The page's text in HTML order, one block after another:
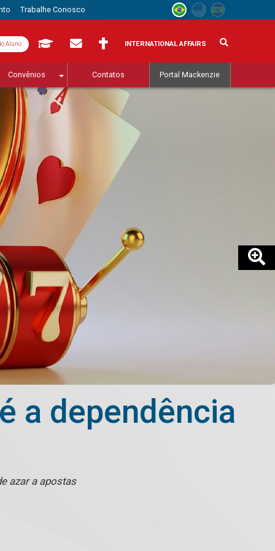
Trabalhe Conosco
Aluno INTERNATIONAL AFFAIRS
Convênios Contatos Portal Mackenzie
a dependência
azar a apostas